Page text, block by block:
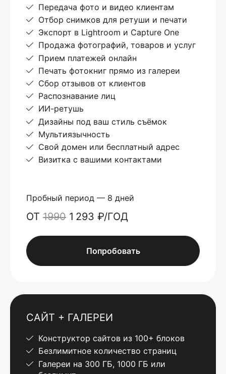
Передача фото и видео клиентам
Отбор снимков для ретуши и печати
Экспорт в Lightroom и Capture One
Продажа фотографий, товаров и услуг
Прием платежей онлайн
Печать фотокниг прямо из галереи
Сбор отзывов от клиентов
Распознавание лиц
ИИ-ретушь
Дизайны под ваш стиль съёмок
Мультиязычность
Свой домен или бесплатный адрес
Визитка с вашими контактами
Пробный период — 8 дней
ОТ 1990 1 293 ₽/ГОД
Попробовать
САЙТ + ГАЛЕРЕИ
Конструктор сайтов из 100+ блоков
Безлимитное количество страниц
Галереи на 300 ГБ, 1000 ГБ или